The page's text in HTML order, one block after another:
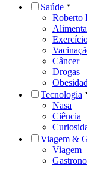
Saúde
Roberto
Câncer
Drogas
Tecnologia
Nasa
Ciência
Viagem &
Viagem